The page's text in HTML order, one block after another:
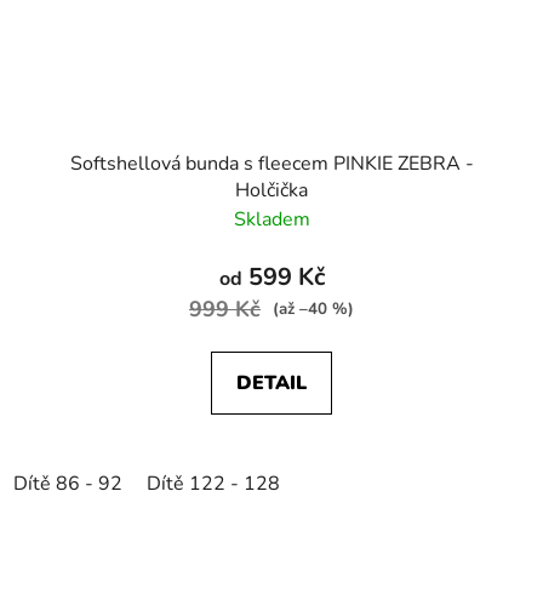
Softshellová bunda s fleecem PINKIE ZEBRA -
Holčička
Skladem
od 599 Kč
999 Kč (až –40 %)
DETAIL
Dítě 86 - 92 Dítě 122 - 128